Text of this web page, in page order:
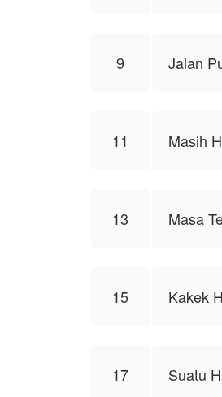
9 Jalan
11 Masih
13 Masa
15 Kakek
17 Suatu